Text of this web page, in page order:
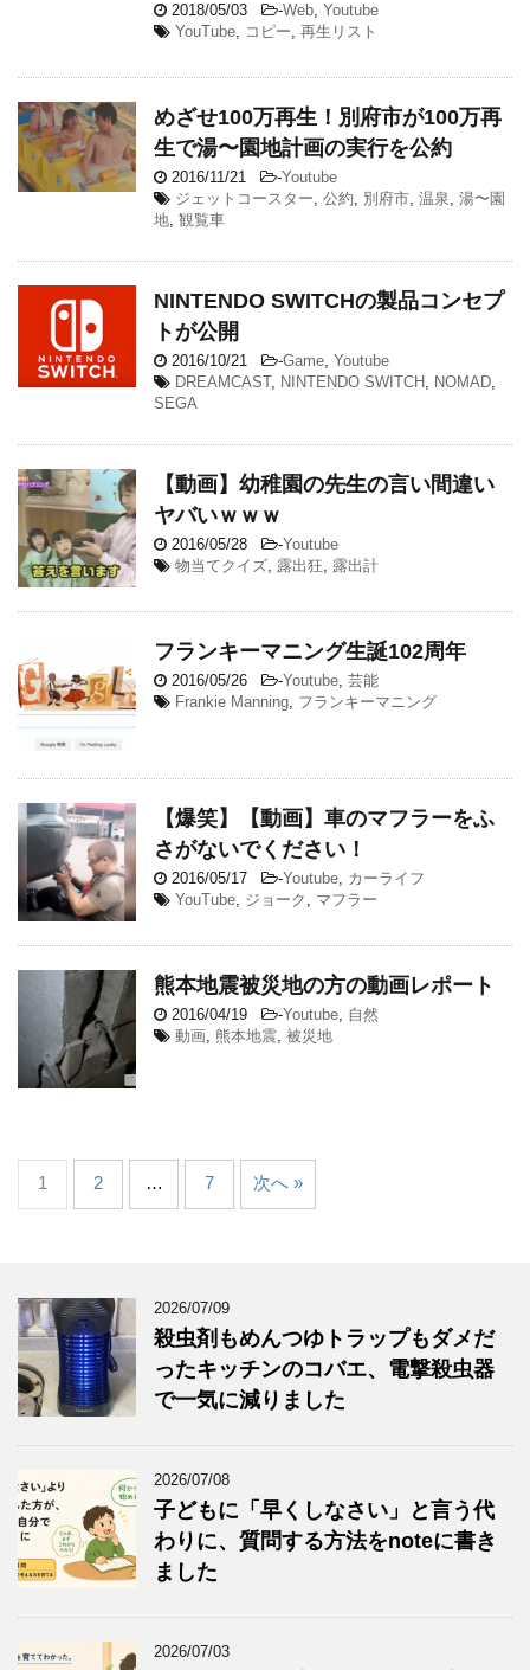
2018/05/03 -Web, Youtube
YouTube, コピー, 再生リスト
めざせ100万再生！別府市が100万再
生で湯〜園地計画の実行を公約
2016/11/21 -Youtube
ジェットコースター, 公約, 別府市, 温泉, 湯〜園
地, 観覧車
NINTENDO SWITCHの製品コンセプ
トが公開
2016/10/21 -Game, Youtube
DREAMCAST, NINTENDO SWITCH , NOMAD,
SEGA
【動画】幼稚園の先生の言い間違い
ヤバいｗｗｗ
2016/05/28 -Youtube
物当てクイズ, 露出狂, 露出計
フランキーマニング生誕102周年
2016/05/26 -Youtube, 芸能
Frankie Manning, フランキーマニング
【爆笑】【動画】車のマフラーをふ
さがないでください！
2016/05/17 -Youtube, カーライフ
YouTube, ジョーク , マフラー
熊本地震被災地の方の動画レポート
2016/04/19 -Youtube, 自然
動画, 熊本地震, 被災地
1 2 … 7 次へ »
2026/07/09
殺虫剤もめんつゆトラップもダメだ
ったキッチンのコバエ、電撃殺虫器
で一気に減りました
2026/07/08
子どもに「早くしなさい」と言う代
わりに、質問する方法をnoteに書き
ました
2026/07/03